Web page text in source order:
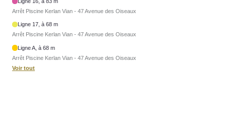
Arrêt Piscine Kerlan Vian - 47 Avenue des Oiseaux
Ligne 17, à 68 m
Arrêt Piscine Kerlan Vian - 47 Avenue des Oiseaux
Ligne A, à 68 m
Arrêt Piscine Kerlan Vian - 47 Avenue des Oiseaux
Voir tout